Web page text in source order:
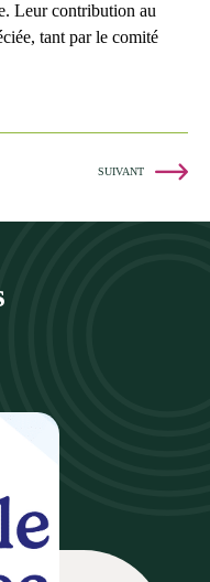
Leur contribution au
tant par le comité
SUIVANT